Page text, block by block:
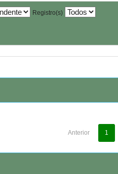
Registro(s)
Anterior 1